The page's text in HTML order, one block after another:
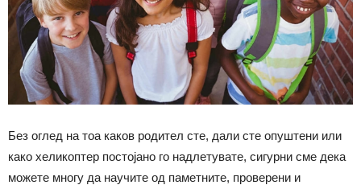
Без оглед на тоа каков родител сте, дали сте опуштени или
како хеликоптер постојано го надлетувате, сигурни сме дека
можете многу да научите од паметните, проверени и